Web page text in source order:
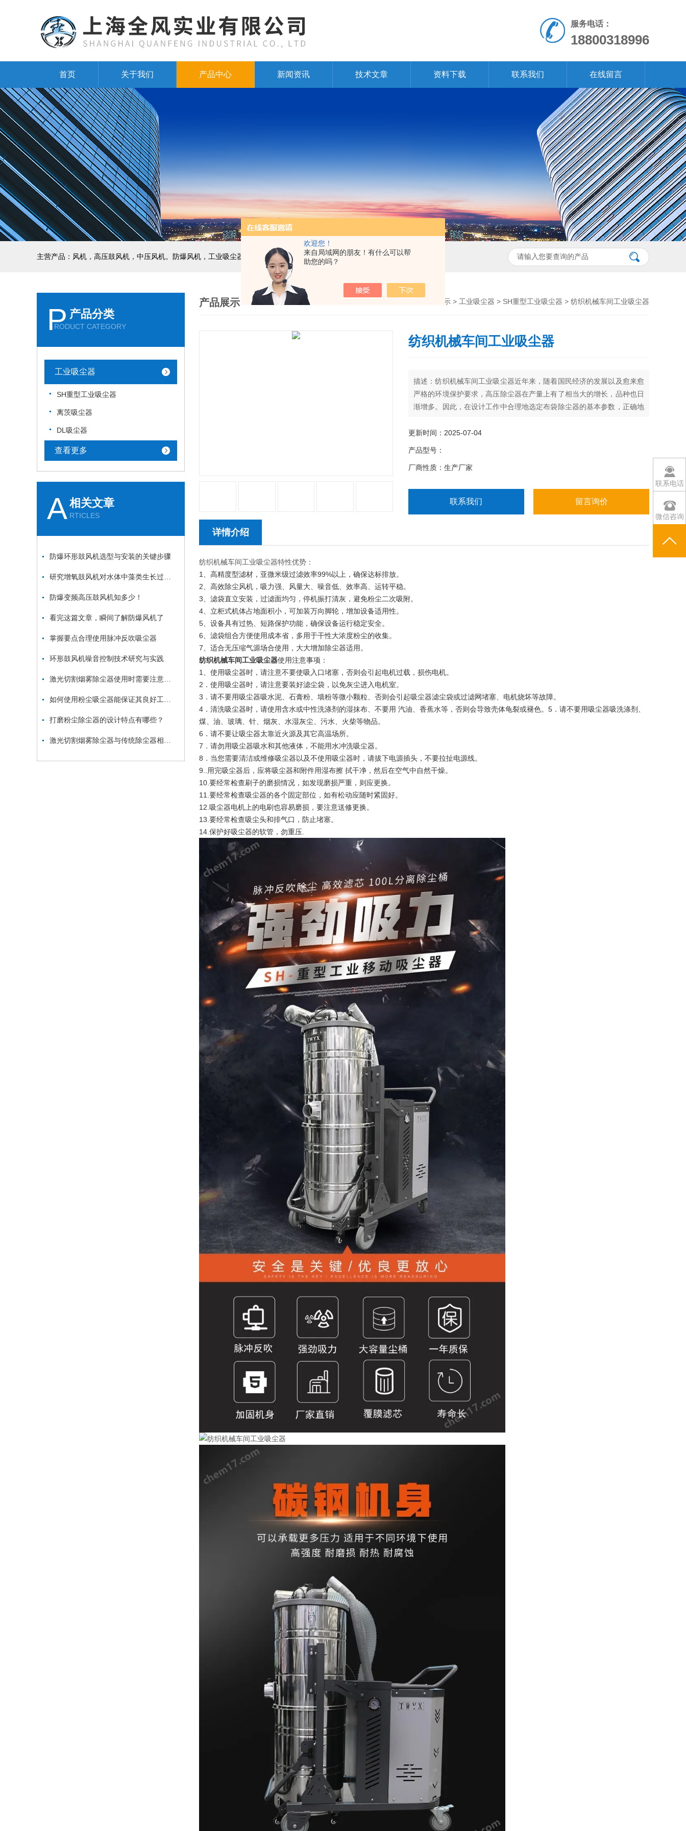
欢迎您！
来自局域网的朋友！有什么可以帮
助您的吗？
服务电话：
18800318996
首页 关于我们 产品中心 新闻资讯 技术文章 资料下载 联系我们 在线留言
主营产品：风机，高压鼓风机，中压风机。防爆风机，工业吸尘器，工业集尘机，减速机，电机
P 产品分类
RODUCT CATEGORY
工业吸尘器
SH重型工业吸尘器
离茨吸尘器
DL吸尘器
查看更多
A相关文章
RTICLES
防爆环形鼓风机选型与安装的关键步骤
防爆变频高压鼓风机知多少！
看完这篇文章，瞬间了解防爆风机了
掌握要点合理使用脉冲反吹吸尘器
环形鼓风机噪音控制技术研究与实践
打磨粉尘除尘器的设计特点有哪些？
产品展示 产品展示 > 工业吸尘器 > SH重型工业吸尘器 > 纺织机械车间工业吸尘器
纺织机械车间工业吸尘器
描述：纺织机械车间工业吸尘器近年来，随着国民经济的发展以及愈来愈
严格的环境保护要求，高压除尘器在产量上有了相当大的增长，品种也日
渐增多。因此，在设计工作中合理地选定布袋除尘器的基本参数，正确地
提高设备处理含尘气体的能力，降低设备投资从而减少工程造价，也具有
极重要的经济意义。
更新时间：2025-07-04
产品型号：
厂商性质：生产厂家
联系我们 留言询价
详情介绍
纺织机械车间工业吸尘器特性优势：
1、高精度型滤材，亚微米级过滤效率99%以上，确保达标排放。
2、高效除尘风机，吸力强、风量大、噪音低、效率高、运转平稳。
3、滤袋直立安装，过滤面均匀，停机振打清灰，避免粉尘二次吸附。
4、立柜式机体占地面积小，可加装万向脚轮，增加设备适用性。
5、设备具有过热、短路保护功能，确保设备运行稳定安全。
6、滤袋组合方便使用成本省，多用于干性大浓度粉尘的收集。
7、适合无压缩气源场合使用，大大增加除尘器适用。
纺织机械车间工业吸尘器使用注意事项：
1、使用吸尘器时，请注意不要使吸入口堵塞，否则会引起电机过载，损伤电机。
2．使用吸尘器时，请注意要装好滤尘袋，以免灰尘进入电机室。
3．请不要用吸尘器吸水泥、石膏粉、墙粉等微小颗粒、否则会引起吸尘器滤尘袋或过滤网堵塞、电机烧坏等故障。
4．清洗吸尘器时，请使用含水或中性洗涤剂的湿抹布、不要用 汽油、香蕉水等，否则会导致壳体龟裂或褪色。5．请不要用吸尘器吸洗涤剂、
煤、油、玻璃、针、烟灰、水湿灰尘、污水、火柴等物品。
6．请不要让吸尘器太靠近火源及其它高温场所。
7．请勿用吸尘器吸水和其他液体，不能用水冲洗吸尘器。
8．当您需要清洁或维修吸尘器以及不使用吸尘器时，请拔下电源插头，不要拉扯电源线。
9..用完吸尘器后，应将吸尘器和附件用湿布擦 拭干净，然后在空气中自然干燥。
10.要经常检查刷子的磨损情况，如发现磨损严重，则应更换。
11.要经常检查吸尘器的各个固定部位，如有松动应随时紧固好。
12.吸尘器电机上的电刷也容易磨损，要注意送修更换。
13.要经常检查吸尘头和排气口，防止堵塞。
14.保护好吸尘器的软管，勿重压.
联系电话
微信咨询